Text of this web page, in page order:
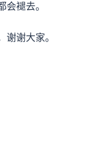
会褪去。
谢谢大家。